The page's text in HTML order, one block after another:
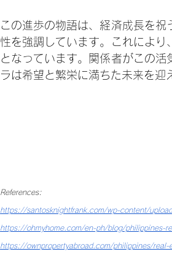
この進歩の物語は、経済成長を
性を強調しています。これによ
となっています。関係者がこの
ラは希望と繁栄に満ちた未来を迎
References:
https://santosknightfrank.com/wp-content/
https://ohmyhome.com/en-ph/blog/philippines-
https://ownpropertyabroad.com/philippines/